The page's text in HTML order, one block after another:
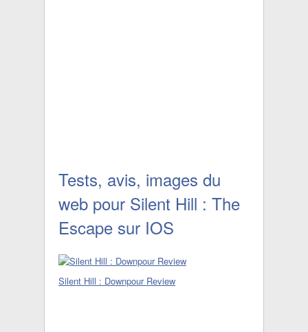
Tests, avis, images du
web pour Silent Hill : The
Escape sur IOS
Silent Hill : Downpour Review